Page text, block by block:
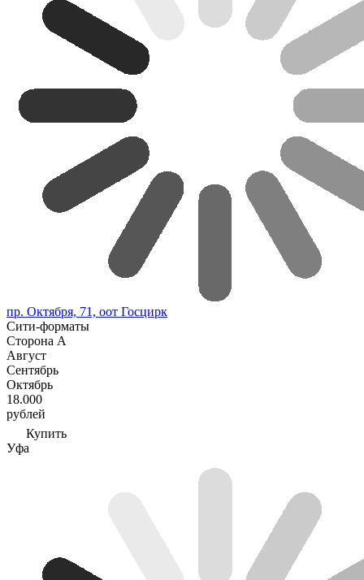
пр. Октября, 71, оот Госцирк
Сити-форматы
Сторона А
Август
Сентябрь
Октябрь
18.000
рублей
Купить
Уфа